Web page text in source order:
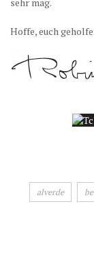
Hoffe, euch
alverde